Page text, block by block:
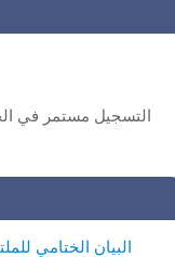
التسجيل مستمر في
البيان الختامي